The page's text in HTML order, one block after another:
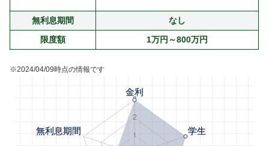
無利息期間
なし
限度額
1万円～800万円
※2024/04/09時点の情報です